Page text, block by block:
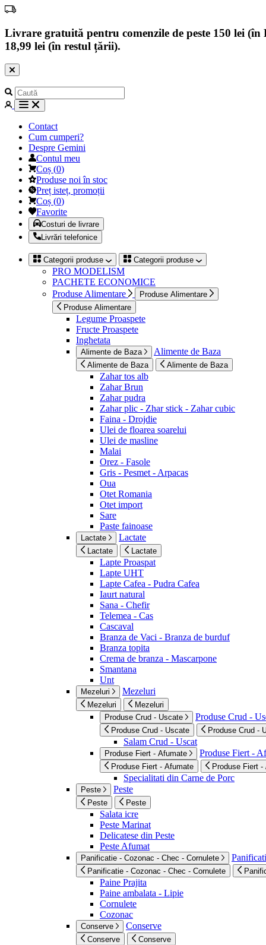
Livrare gratuită pentru comenzile de peste 150 lei
18,99 lei (în restul țării).
Contact
Cum cumperi?
Despre Gemini
Contul meu
Coș (0)
Produse noi în stoc
Preț isteț, promoții
Coș (0)
Favorite
Costuri de livrare
Livrări telefonice
Categorii produse Categorii produse
PRO MODELISM
PACHETE ECONOMICE
Produse Alimentare
Produse Alimentare
Produse Alimentare
Legume Proaspete
Fructe Proaspete
Inghetata
Alimente de Baza Alimente de Baza
Alimente de Baza Alimente de Baza
Zahar tos alb
Zahar Brun
Zahar pudra
Zahar plic - Zhar stick - Zahar cubic
Faina - Drojdie
Ulei de floarea soarelui
Ulei de masline
Malai
Orez - Fasole
Gris - Pesmet - Arpacas
Oua
Otet Romania
Otet import
Sare
Paste fainoase
Lactate Lactate
Lactate Lactate
Lapte Proaspat
Lapte UHT
Lapte Cafea - Pudra Cafea
Iaurt natural
Sana - Chefir
Telemea - Cas
Cascaval
Branza de Vaci - Branza de burduf
Branza topita
Crema de branza - Mascarpone
Smantana
Unt
Mezeluri Mezeluri
Mezeluri
Mezeluri
Produse Crud - Uscate
Produse Crud -
Produse Crud - Uscate Produse Crud -
Salam Crud - Uscat
Produse Fiert - Afumate Produse Fiert -
Produse Fiert - Afumate Produse Fiert -
Specialitati din Carne de Porc
Peste Peste
Peste Peste
Salata icre
Peste Marinat
Delicatese din Peste
Peste Afumat
Panificatie - Cozonac - Chec - Cornulete
Panificatie - Cozonac - Chec - Cornulete
Paine Prajita
Paine ambalata - Lipie
Cornulete
Cozonac
Conserve Conserve
Conserve Conserve